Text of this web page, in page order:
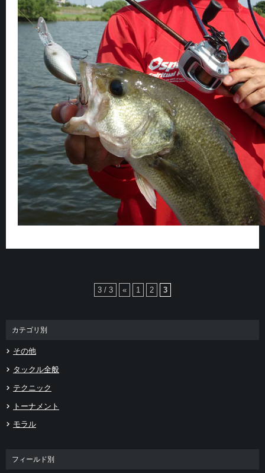
3 / 3 « 1 2 3
カテゴリ別
その他
タックル全般
テクニック
トーナメント
モラル
フィールド別